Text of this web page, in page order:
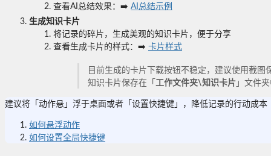
查看AI总结效果：➡️ AI总结示例
生成知识卡片
将记录的碎片，生成美观的知识卡片，便于分享
查看生成卡片的样式：➡️ 卡片样式
目前生成的卡片下载按钮不稳定，建议使用截图
知识卡片保存在「 工作文件夹\知识卡片 」文件
建议将「动作悬」浮于桌面或者「设置快捷键」，降低记录的行动成本
如何悬浮动作
如何设置全局快捷键